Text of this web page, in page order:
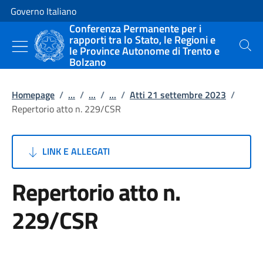
Vai al contenuto
Vai alla navigazione del sito
Governo Italiano
Conferenza Permanente per i
rapporti tra lo Stato, le Regioni e
le Province Autonome di Trento e
Bolzano
Cerca
Homepage / ... / ... / ... / Atti 21 settembre 2023 /
Repertorio atto n. 229/CSR
LINK E ALLEGATI
Repertorio atto n.
229/CSR